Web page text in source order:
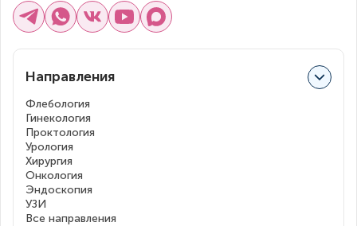
Направления
Флебология
Гинекология
Проктология
Урология
Хирургия
Онкология
Эндоскопия
УЗИ
Все направления